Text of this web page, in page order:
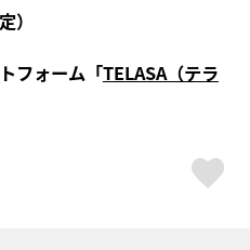
）
フォーム「TELASA（テラ